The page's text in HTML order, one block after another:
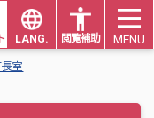
LANG. 閲覧補助 MENU
長室